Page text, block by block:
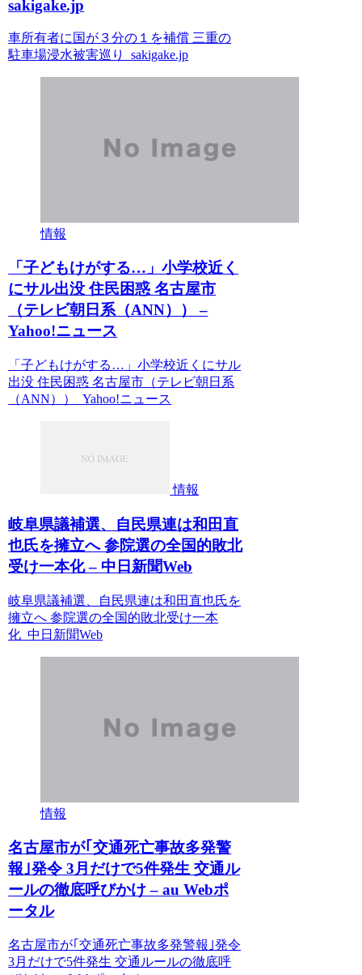
sakigake.jp
車所有者に国が３分の１を補償 三重の
駐車場浸水被害巡り sakigake.jp
情報
「子どもけがする…」小学校近く
にサル出没 住民困惑 名古屋市
（テレビ朝日系（ANN）） –
Yahoo!ニュース
「子どもけがする…」小学校近くにサル
出没 住民困惑 名古屋市（テレビ朝日系
（ANN）） Yahoo!ニュース
情報
岐阜県議補選、自民県連は和田直
也氏を擁立へ 参院選の全国的敗北
受け一本化 – 中日新聞Web
岐阜県議補選、自民県連は和田直也氏を
擁立へ 参院選の全国的敗北受け一本
化 中日新聞Web
情報
名古屋市が｢交通死亡事故多発警
報｣発令 3月だけで5件発生 交通ル
ールの徹底呼びかけ – au Webポ
ータル
名古屋市が｢交通死亡事故多発警報｣発令
3月だけで5件発生 交通ルールの徹底呼